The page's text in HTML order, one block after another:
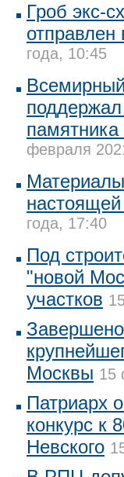
Гроб экс-
отправлен
года, 10:45
февраля
года, 17:40
Под
"новой
участков
Москвы 15
Патриарх
конкурс к
Невского